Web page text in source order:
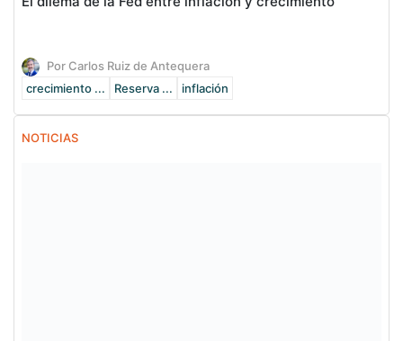
Por Carlos Ruiz de Antequera
crecimiento ...
Reserva ... inflación
NOTICIAS